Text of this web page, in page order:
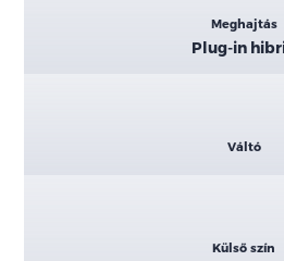
Meghajtás
Plug-in
Váltó
Külső szín